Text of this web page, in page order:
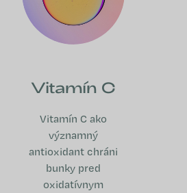
Vitamín C
Vitamín C ako
významný
antioxidant chráni
bunky pred
oxidatívnym